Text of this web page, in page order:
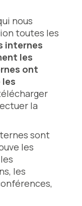
nous
toutes les
internes
les
ont
la
sont
les
les